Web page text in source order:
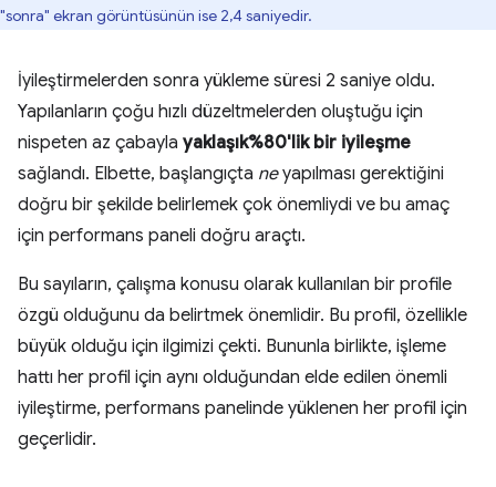
"sonra" ekran görüntüsünün ise 2,4 saniyedir.
İyileştirmelerden sonra yükleme süresi 2 saniye oldu.
Yapılanların çoğu hızlı düzeltmelerden oluştuğu için
nispeten az çabayla yaklaşık%80'lik bir iyileşme
sağlandı. Elbette, başlangıçta neyapılması gerektiğini
doğru bir şekilde belirlemek çok önemliydi ve bu amaç
için performans paneli doğru araçtı.
Bu sayıların, çalışma konusu olarak kullanılan bir profile
özgü olduğunu da belirtmek önemlidir. Bu profil, özellikle
büyük olduğu için ilgimizi çekti. Bununla birlikte, işleme
hattı her profil için aynı olduğundan elde edilen önemli
iyileştirme, performans panelinde yüklenen her profil için
geçerlidir.